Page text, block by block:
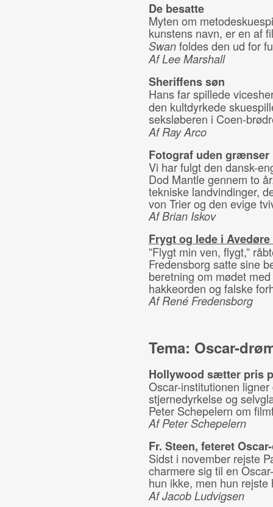
De besatte
Myten om
kunstens navn, er en af
Swanfoldes den ud for
Af Lee Marshall
Sheriffens søn
Hans far spillede
den kultdyrkede
seksløberen i Coen-
Af Ray Arco
Fotograf uden grænser
Vi har fulgt den dansk-
Dod Mantle gennem to
tekniske landvindinger,
von Trier og den evige
Af Brian Iskov
Frygt og lede i
”Flygt min ven, flygt,”
Fredensborg satte sine
beretning om mødet
hakkeorden og falske
Af René Fredensborg
Tema: Oscar-
Hollywood sætter pris
Oscar-institutionen
stjernedyrkelse og
Peter Schepelern om
Af Peter Schepelern
Fr. Steen, feteret
Sidst i november rejste
charmere sig til en
hun ikke, men hun
Af Jacob Ludvigsen